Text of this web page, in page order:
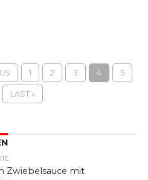
1 2 3 4 5
LAST »
Zwiebelsauce mit